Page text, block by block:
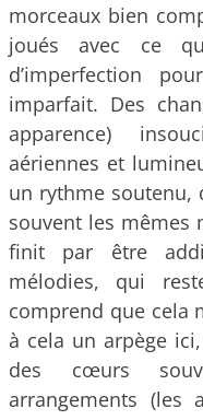
morceaux bien
joués avec ce
d’imperfection
imparfait. Des
apparence)
aériennes et
un rythme soutenu,
souvent les mêmes
finit par être
mélodies, qui
comprend que cela
à cela un arpège
des cœurs
arrangements (les